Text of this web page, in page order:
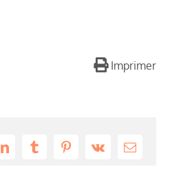
Imprimer
LinkedInTumblrPinterest
Vk Email